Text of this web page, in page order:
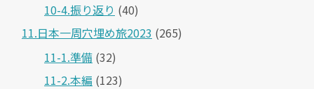
10-4.振り返り (40)
11.日本一周穴埋め旅2023 (265)
11-1.準備 (32)
11-2.本編 (123)